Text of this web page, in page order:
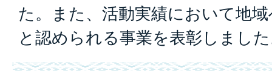
た。また、活動実績において地
と認められる事業を表彰しまし